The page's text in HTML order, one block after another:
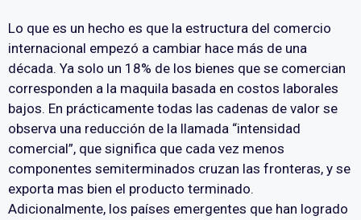
Lo que es un hecho es que la estructura del comercio
internacional empezó a cambiar hace más de una
década. Ya solo un 18% de los bienes que se comercian
corresponden a la maquila basada en costos laborales
bajos. En prácticamente todas las cadenas de valor se
observa una reducción de la llamada “intensidad
comercial”, que significa que cada vez menos
componentes semiterminados cruzan las fronteras, y se
exporta mas bien el producto terminado.
Adicionalmente, los países emergentes que han logrado